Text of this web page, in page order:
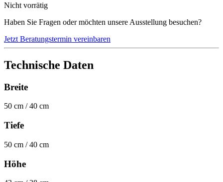
Nicht vorrätig
Haben Sie Fragen oder möchten unsere Ausstellung besuchen?
Jetzt Beratungstermin vereinbaren
Technische Daten
Breite
50 cm / 40 cm
Tiefe
50 cm / 40 cm
Höhe